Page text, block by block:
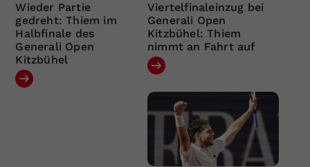
Wieder Partie
gedreht: Thiem im
Halbfinale des
Generali Open
Kitzbühel
Viertelfinaleinzug bei
Generali Open
Kitzbühel: Thiem
nimmt an Fahrt auf